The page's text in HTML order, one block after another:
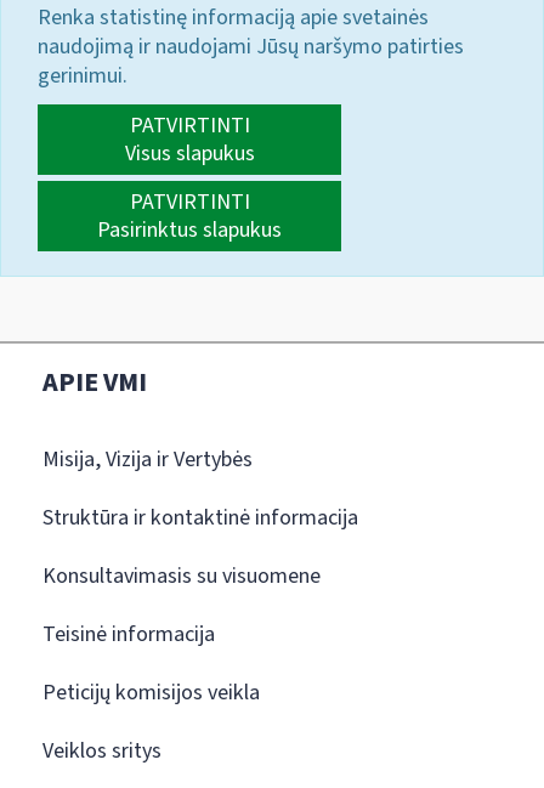
Renka statistinę informaciją apie svetainės
naudojimą ir naudojami Jūsų naršymo patirties
gerinimui.
PATVIRTINTI
Visus slapukus
PATVIRTINTI
Pasirinktus slapukus
APIE VMI
Misija, Vizija ir Vertybės
Struktūra ir kontaktinė informacija
Konsultavimasis su visuomene
Teisinė informacija
Peticijų komisijos veikla
Veiklos sritys